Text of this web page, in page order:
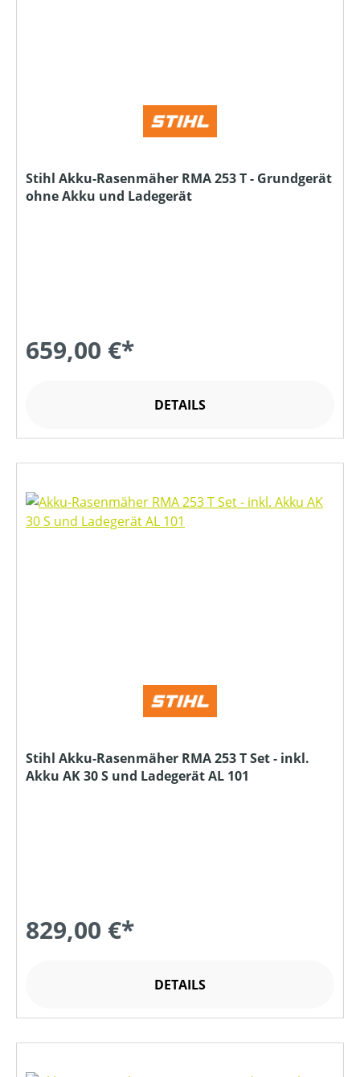
Stihl Akku-Rasenmäher RMA 253 T - Grundgerät
ohne Akku und Ladegerät
659,00 €*
DETAILS
Stihl Akku-Rasenmäher RMA 253 T Set - inkl.
Akku AK 30 S und Ladegerät AL 101
829,00 €*
DETAILS